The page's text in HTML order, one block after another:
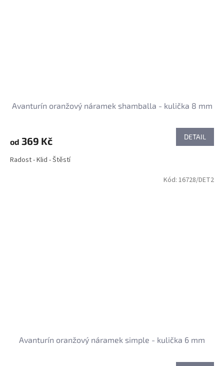
Avanturín oranžový náramek shamballa - kulička 8 mm
od 369 Kč DETAIL
Radost - Klid - Štěstí
Avanturín oranžový náramek simple - kulička 6 mm
Kód: 16728/DET2